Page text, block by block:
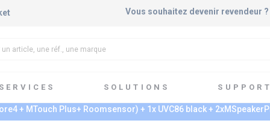
Vous souhaitez devenir revendeur ?
SERVICES SOLUTIONS SUPPORT
+ MTouch Plus+ Roomsensor) + 1x UVC86 black +